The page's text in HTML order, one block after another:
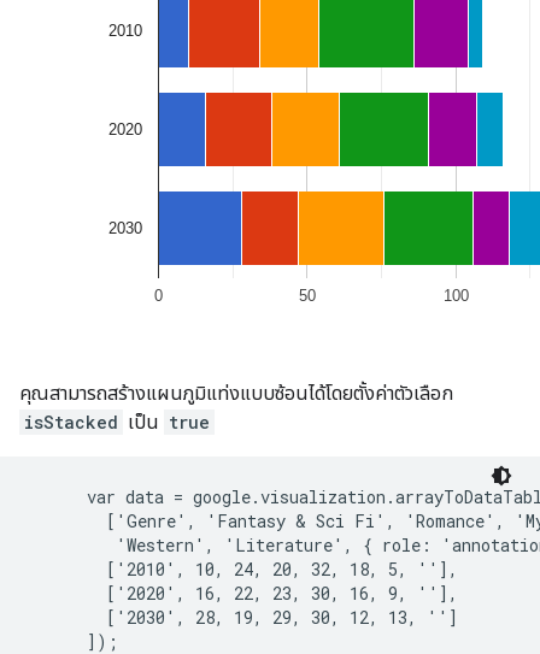
คุณสามารถสร้างแผนภูมิแท่งแบบซ้อนได้โดยตั้งค่าตัวเลือก
isStacked เป็น true
var data =
['Genre', 'Fantasy & Sci Fi', 'Romance',
'Western', 'Literature', { role:
        ['2010', 10, 24, 20, 32, 18, 5, ''],
        ['2020', 16, 22, 23, 30, 16, 9, ''],
        ['2030', 28, 19, 29, 30, 12, 13, '']
      ]);